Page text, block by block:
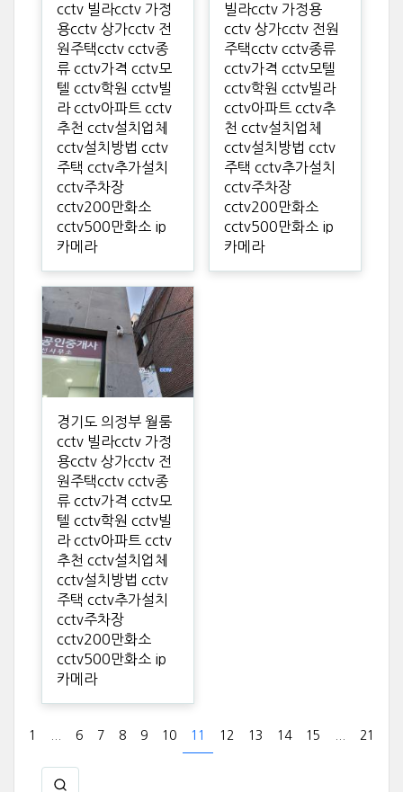
cctv 빌라cctv 가정
용cctv 상가cctv 전
원주택cctv cctv종
류 cctv가격 cctv모
텔 cctv학원 cctv빌
라 cctv아파트 cctv
추천 cctv설치업체
cctv설치방법 cctv
주택 cctv추가설치
cctv주차장
cctv200만화소
cctv500만화소 ip
카메라
빌라cctv 가정용
cctv 상가cctv 전원
주택cctv cctv종류
cctv가격 cctv모텔
cctv학원 cctv빌라
cctv아파트 cctv추
천 cctv설치업체
cctv설치방법 cctv
주택 cctv추가설치
cctv주차장
cctv200만화소
cctv500만화소 ip
카메라
경기도 의정부 월룸
cctv 빌라cctv 가정
용cctv 상가cctv 전
원주택cctv cctv종
류 cctv가격 cctv모
텔 cctv학원 cctv빌
라 cctv아파트 cctv
추천 cctv설치업체
cctv설치방법 cctv
주택 cctv추가설치
cctv주차장
cctv200만화소
cctv500만화소 ip
카메라
1 6 7 8 9 10 11 12 13 14 15 21